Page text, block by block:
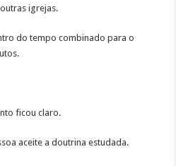
igrejas.
do tempo combinado para o
ficou claro.
aceite a doutrina estudada.